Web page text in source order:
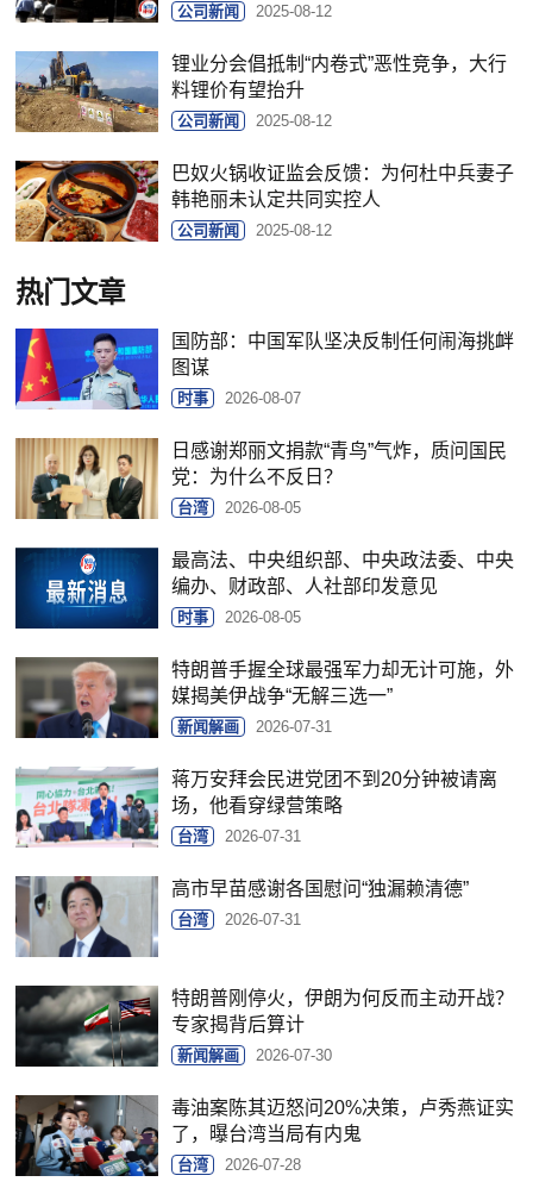
公司新闻 2025-08-12
锂业分会倡抵制“内卷式”恶性竞争，大行
料锂价有望抬升
公司新闻 2025-08-12
巴奴火锅收证监会反馈：为何杜中兵妻子
韩艳丽未认定共同实控人
公司新闻 2025-08-12
热门文章
国防部：中国军队坚决反制任何闹海挑衅
图谋
时事 2026-08-07
日感谢郑丽文捐款“青鸟”气炸，质问国民
党：为什么不反日？
台湾 2026-08-05
最高法、中央组织部、中央政法委、中央
编办、财政部、人社部印发意见
时事 2026-08-05
特朗普手握全球最强军力却无计可施，外
媒揭美伊战争“无解三选一”
新闻解画 2026-07-31
蒋万安拜会民进党团不到20分钟被请离
场，他看穿绿营策略
台湾 2026-07-31
高市早苗感谢各国慰问“独漏赖清德”
台湾 2026-07-31
特朗普刚停火，伊朗为何反而主动开战？
专家揭背后算计
新闻解画 2026-07-30
毒油案陈其迈怒问20%决策，卢秀燕证实
了，曝台湾当局有内鬼
台湾 2026-07-28